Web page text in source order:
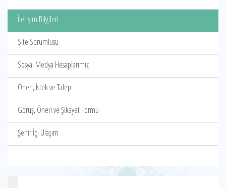
İletişim Bilgileri
Site Sorumlusu
Sosyal Medya Hesaplarımız
Öneri, İstek ve Talep
Görüş, Öneri ve Şikayet Formu
Şehir İçi Ulaşım